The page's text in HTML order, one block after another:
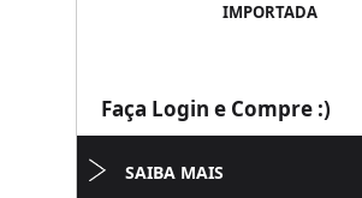
IMPORTADA
Faça Login e Compre :)
SAIBA MAIS